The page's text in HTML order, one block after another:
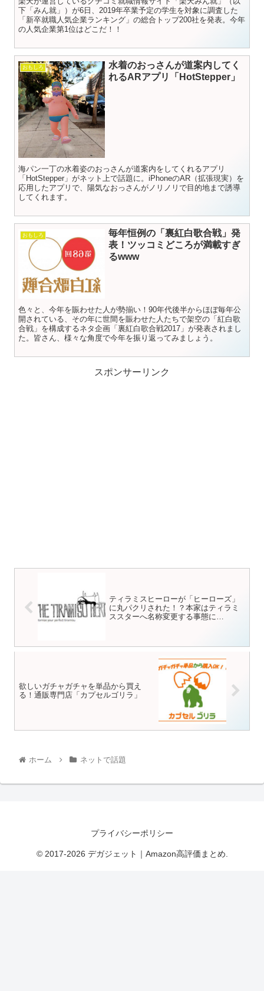
下「みん就」）が6日、2019年卒業予定の学生を対象に調査した
「新卒就職人気企業ランキング」の総合トップ200社を発表。今年
の人気企業第1位はどこだ！！
おもしろ
水着のおっさんが道案内してく
れるARアプリ「HotStepper」
海パン一丁の水着姿のおっさんが道案内をしてくれるアプリ
「HotStepper」がネット上で話題に。iPhoneのAR（拡張現実）を
応用したアプリで、陽気なおっさんがノリノリで目的地まで誘導
してくれます。
おもしろ
毎年恒例の「裏紅白歌合戦」発
表！ツッコミどころが満載すぎ
るwww
色々と、今年を賑わせた人が勢揃い！90年代後半からほぼ毎年公
開されている、その年に世間を賑わせた人たちで架空の「紅白歌
合戦」を構成するネタ企画「裏紅白歌合戦2017」が発表されまし
た。皆さん、様々な角度で今年を振り返ってみましょう。
スポンサーリンク
ティラミスヒーローが「ヒーローズ」
に丸パクリされた！？本家はティラミ
ススターへ名称変更する事態に…
欲しいガチャガチャを単品から買え
る！通販専門店「カプセルゴリラ」
ホーム ネットで話題
プライバシーポリシー
© 2017-2026 デガジェット｜Amazon高評価まとめ.